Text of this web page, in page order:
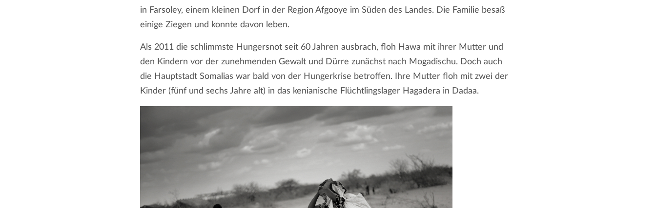
in Farsoley, einem kleinen Dorf in der Region Afgooye im Süden des Landes. Die Familie besaß
einige Ziegen und konnte davon leben.
Als 2011 die schlimmste Hungersnot seit 60 Jahren ausbrach, floh Hawa mit ihrer Mutter und
den Kindern vor der zunehmenden Gewalt und Dürre zunächst nach Mogadischu. Doch auch
die Hauptstadt Somalias war bald von der Hungerkrise betroffen. Ihre Mutter floh mit zwei der
Kinder (fünf und sechs Jahre alt) in das kenianische Flüchtlingslager Hagadera in Dadaa.